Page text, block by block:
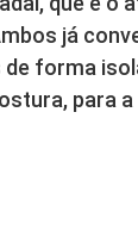
já
forma
para